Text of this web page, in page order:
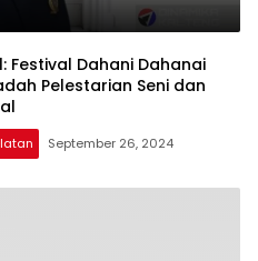
Festival Dahani Dahanai
Pelestarian Seni dan
September 26, 2024